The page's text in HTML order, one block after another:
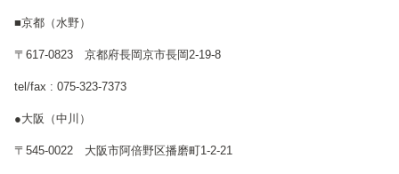
■京都（水野）
〒617-0823 京都府長岡京市長岡2-19-8
tel/fax : 075-323-7373
●大阪（中川）
〒545-0022 大阪市阿倍野区播磨町1-2-21